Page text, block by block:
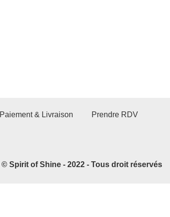
Paiement & Livraison Prendre RDV
© Spirit of Shine - 2022 - Tous droit réservés